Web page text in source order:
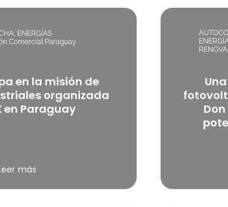
, ENERGÍAS
Comercial Paraguay
en la misión de
organizada
en Paraguay
más